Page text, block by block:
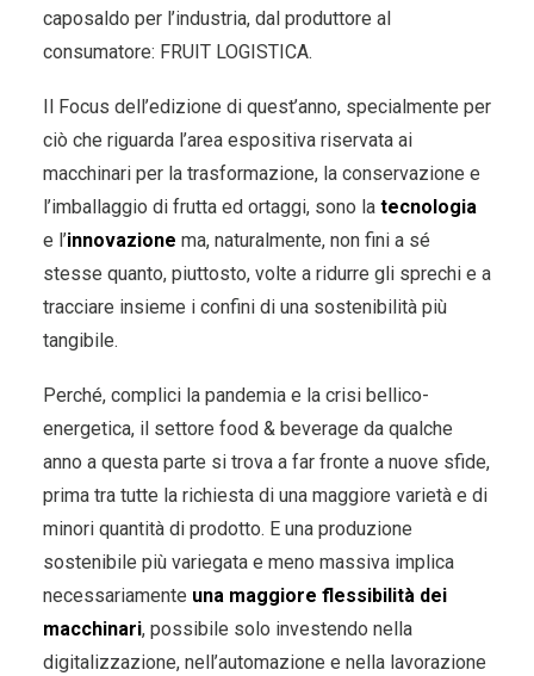
caposaldo per l’industria, dal produttore al
consumatore: FRUIT LOGISTICA.
Il Focus dell’edizione di quest’anno, specialmente per
ciò che riguarda l’area espositiva riservata ai
macchinari per la trasformazione, la conservazione e
l’imballaggio di frutta ed ortaggi, sono la tecnologia
e l’innovazione ma, naturalmente, non fini a sé
stesse quanto, piuttosto, volte a ridurre gli sprechi e a
tracciare insieme i confini di una sostenibilità più
tangibile.
Perché, complici la pandemia e la crisi bellico-
energetica, il settore food & beverage da qualche
anno a questa parte si trova a far fronte a nuove sfide,
prima tra tutte la richiesta di una maggiore varietà e di
minori quantità di prodotto. E una produzione
sostenibile più variegata e meno massiva implica
necessariamente una maggiore flessibilità dei
macchinari, possibile solo investendo nella
digitalizzazione, nell’automazione e nella lavorazione